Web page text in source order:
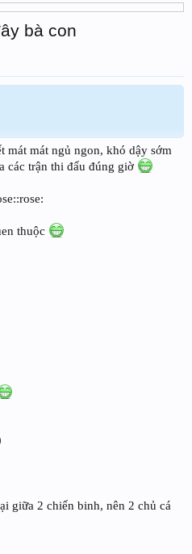
bà con
mát mát ngủ ngon, khó dậy sớm
các trận thi đấu đúng giờ
thuộc
giữa 2 chiến binh, nên 2 chủ cá